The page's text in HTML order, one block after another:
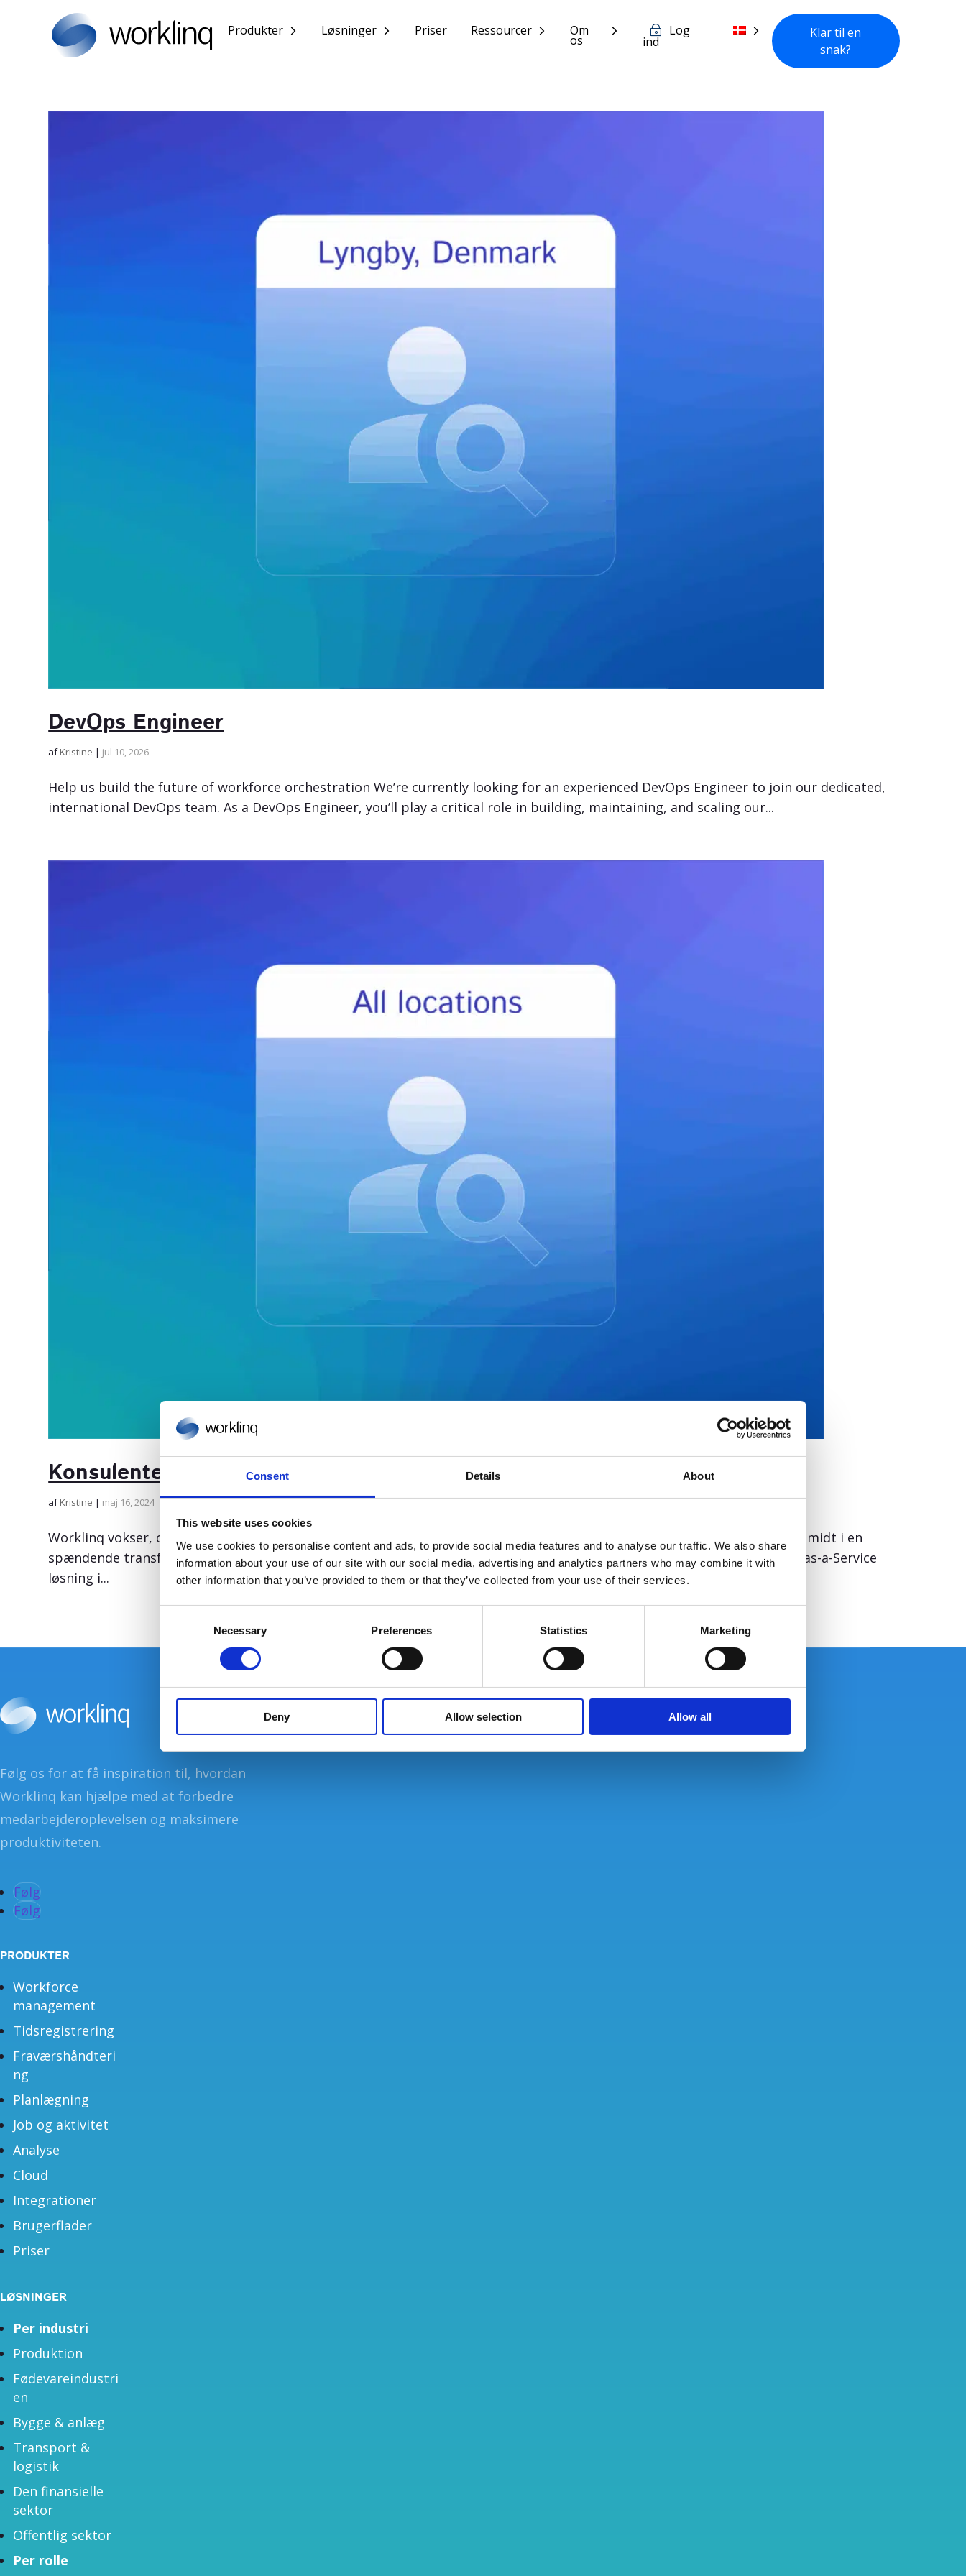
Consent Details About
This website uses cookies
We use cookies to personalise content and ads, to provide social media features and to analyse our traffic. We also share
information about your use of our site with our social media, advertising and analytics partners who may combine it with
other information that you’ve provided to them or that they’ve collected from your use of their services.
n
e
l
c
t
Necessary Preferences Statistics Marketing
Deny Allow selection Allow all
Produkter Løsninger Priser Ressourcer Om
os
Log
ind
Klar til en
snak?
DevOps Engineer
afKristine | jul 10, 2026
Help us build the future of workforce orchestration We’re currently looking for an experienced DevOps Engineer to join our dedicated,
international DevOps team. As a DevOps Engineer, you’ll play a critical role in building, maintaining, and scaling our...
Konsulenter til implementering og CSM
afKristine | maj 16, 2024
Worklinq vokser, og vi søger derfor dygtige konsulenter, der brænder for at bidrage til vores kunders succes. Worklinq er midt i en
spændende transformationsfase, hvor vores Workforce Management-løsning fremadrettet leveres som en fuld Software-as-a-Service
løsning i...
Følg os for at få inspiration til, hvordan
Worklinq kan hjælpe med at forbedre
medarbejderoplevelsen og maksimere
produktiviteten.
Følg
Følg
PRODUKTER
Workforce
management
Tidsregistrering
Fraværshåndteri
ng
Planlægning
Job og aktivitet
Analyse
Cloud
Integrationer
Brugerflader
Priser
LØSNINGER
Per industri
Produktion
Fødevareindustri
en
Bygge & anlæg
Transport &
logistik
Den finansielle
sektor
Offentlig sektor
Per rolle